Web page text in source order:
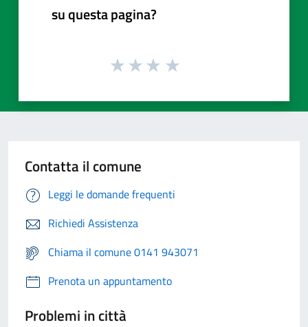
su questa pagina?
Contatta il comune
Leggi le domande frequenti
Richiedi Assistenza
Chiama il comune 0141 943071
Prenota un appuntamento
Problemi in città